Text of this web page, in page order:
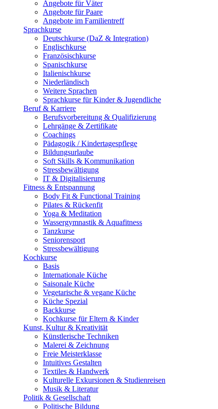
Angebote für Väter
Angebote für Paare
Angebote im Familientreff
Sprachkurse
Deutschkurse (DaZ & Integration)
Englischkurse
Französischkurse
Spanischkurse
Italienischkurse
Niederländisch
Weitere Sprachen
Sprachkurse für Kinder & Jugendliche
Beruf & Karriere
Berufsvorbereitung & Qualifizierung
Lehrgänge & Zertifikate
Coachings
Pädagogik / Kindertagespflege
Bildungsurlaube
Soft Skills & Kommunikation
Stressbewältigung
IT & Digitalisierung
Fitness & Entspannung
Body Fit & Functional Training
Pilates & Rückenfit
Yoga & Meditation
Wassergymnastik & Aquafitness
Tanzkurse
Seniorensport
Stressbewältigung
Kochkurse
Basis
Internationale Küche
Saisonale Küche
Vegetarische & vegane Küche
Küche Spezial
Backkurse
Kochkurse für Eltern & Kinder
Kunst, Kultur & Kreativität
Künstlerische Techniken
Malerei & Zeichnung
Freie Meisterklasse
Intuitives Gestalten
Textiles & Handwerk
Kulturelle Exkursionen & Studienreisen
Musik & Literatur
Politik & Gesellschaft
Politische Bildung